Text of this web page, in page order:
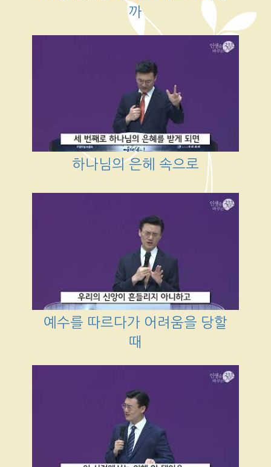
까
하나님의 은헤 속으로
예수를 따르다가 어려움을 당할
때